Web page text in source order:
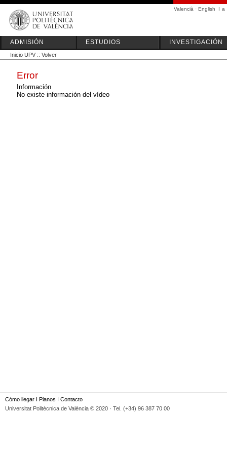
Valencià · English I a
ADMISIÓN ESTUDIOS INVESTIGACIÓN
Inicio UPV :: Volver
Error
Información
No existe información del vídeo
Cómo llegar I Planos I Contacto
Universitat Politècnica de València © 2020 · Tel. (+34) 96 387 70 00